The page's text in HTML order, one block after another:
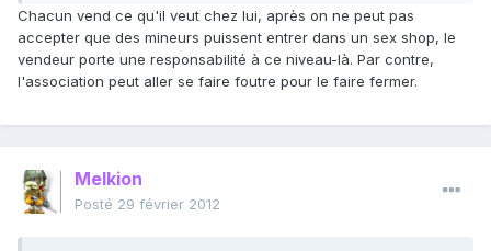
Chacun vend ce qu'il veut chez lui, après on ne peut pas
accepter que des mineurs puissent entrer dans un sex shop, le
vendeur porte une responsabilité à ce niveau-là. Par contre,
l'association peut aller se faire foutre pour le faire fermer.
Melkion
Posté 29 février 2012